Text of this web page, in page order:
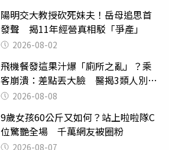
陽明交大教授砍死妹夫！岳母追思首
發聲 揭11年經營真相駁「爭產」
2026-08-02
飛機餐發這果汁爆「廁所之亂」？乘
客崩潰：差點丟大臉 醫揭3類人別亂
喝 2026-08-08
9歲女孩60公斤又如何？站上啦啦隊C
位驚艷全場 千萬網友被圈粉
2026-08-07